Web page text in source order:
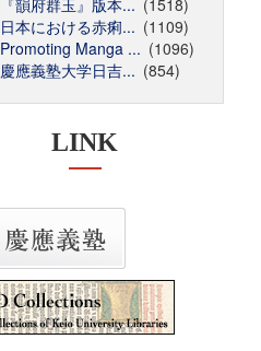
『韻府群玉』版本... (1518)
日本における赤痢... (1109)
Promoting Manga ... (1096)
慶應義塾大学日吉... (854)
LINK